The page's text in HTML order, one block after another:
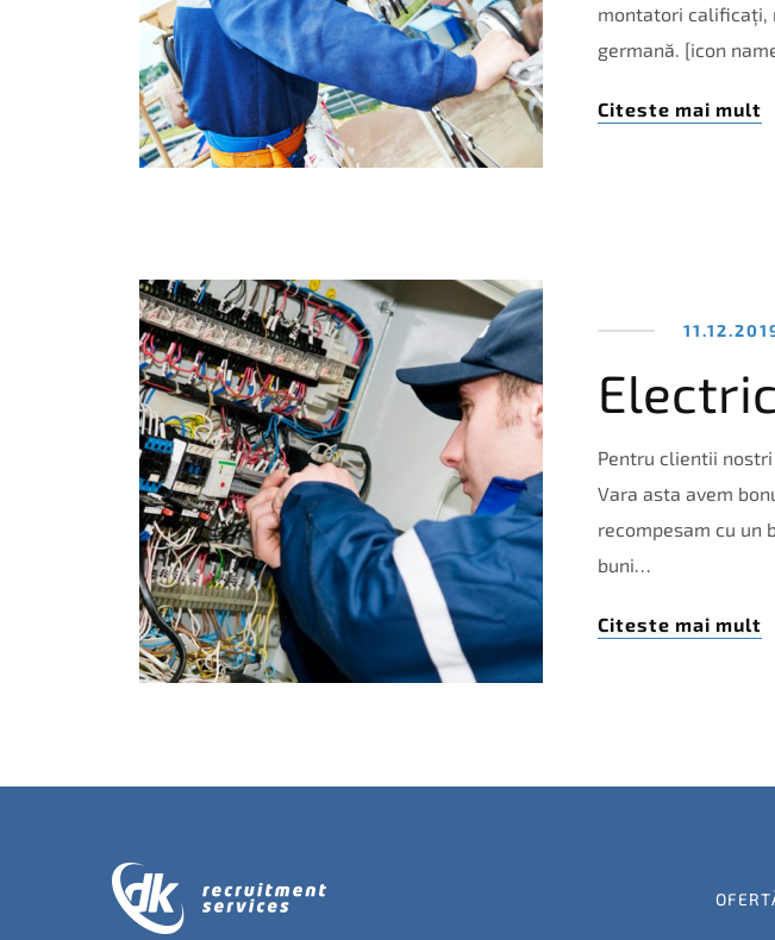
montatori calificați,
germană. [icon
Citeste mai mult
Pentru clientii
Vara asta avem
recompesam cu un
buni…
Citeste mai mult